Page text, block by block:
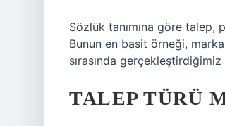
Sözlük tanımına göre
Bunun en basit örneği,
sırasında gerçekleştirdiğimiz
TALEP TÜRÜ